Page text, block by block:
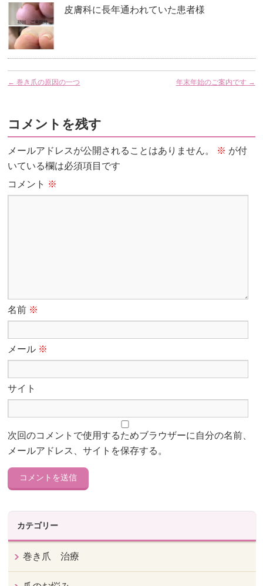
皮膚科に長年通われていた患者様
← 巻き爪の原因の一つ 年末年始のご案内です →
コメントを残す
メールアドレスが公開されることはありません。 ※ が付
いている欄は必須項目です
コメント ※
名前 ※
メール ※
サイト
次回のコメントで使用するためブラウザーに自分の名前、
メールアドレス、サイトを保存する。
カテゴリー
巻き爪 治療